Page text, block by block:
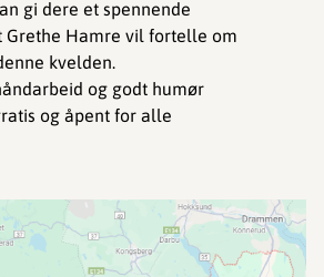
gi dere et spennende
Grethe Hamre vil fortelle om
kvelden.
og godt humør
og åpent for alle